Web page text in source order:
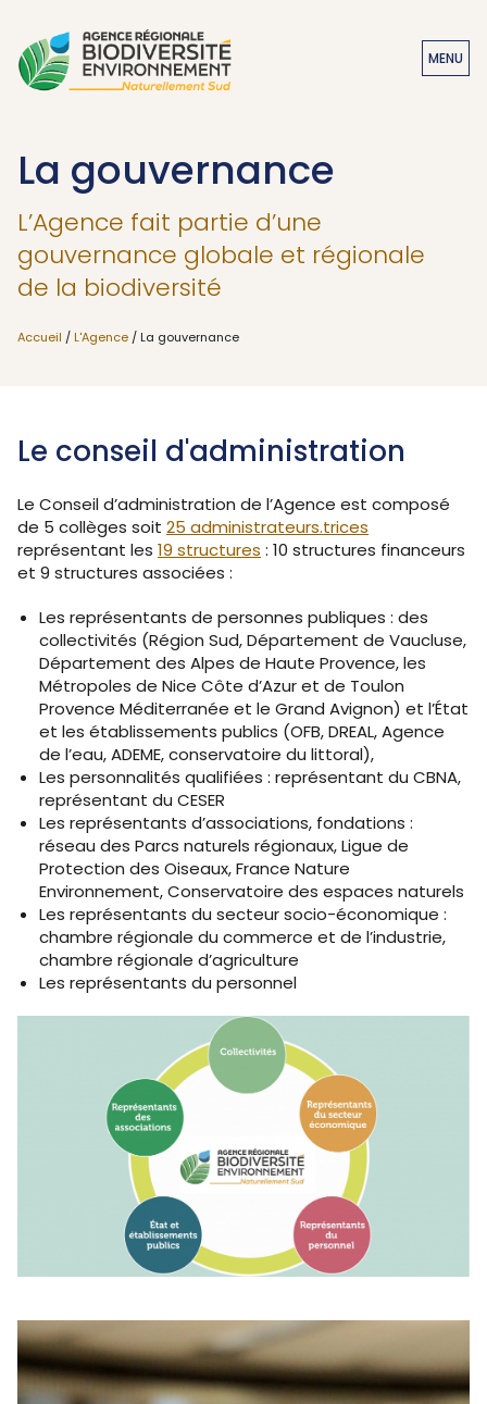
MENU
La gouvernance
L’Agence fait partie d’une
gouvernance globale et régionale
de la biodiversité
Accueil / L'Agence / La gouvernance
Le conseil d'administration
Le Conseil d’administration de l’Agence est composé
de 5 collèges soit 25 administrateurs.trices
représentant les 19 structures : 10 structures financeurs
et 9 structures associées :
Les représentants de personnes publiques : des
collectivités (Région Sud, Département de Vaucluse,
Département des Alpes de Haute Provence, les
Métropoles de Nice Côte d’Azur et de Toulon
Provence Méditerranée et le Grand Avignon) et l’État
et les établissements publics (OFB, DREAL, Agence
de l’eau, ADEME, conservatoire du littoral),
Les personnalités qualifiées : représentant du CBNA,
représentant du CESER
Les représentants d’associations, fondations :
réseau des Parcs naturels régionaux, Ligue de
Protection des Oiseaux, France Nature
Environnement, Conservatoire des espaces naturels
Les représentants du secteur socio-économique :
chambre régionale du commerce et de l’industrie,
chambre régionale d’agriculture
Les représentants du personnel